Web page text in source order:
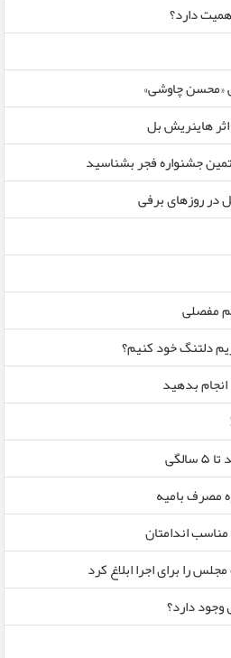
دارد؟
«محسن چاوشی»
هاینریش بل
جشنواره فجر بشناسید
در روزهای برفی
مفصلی
دلتنگ خود کنیم؟
مصرف بامیه
اندامتان
وجود دارد؟